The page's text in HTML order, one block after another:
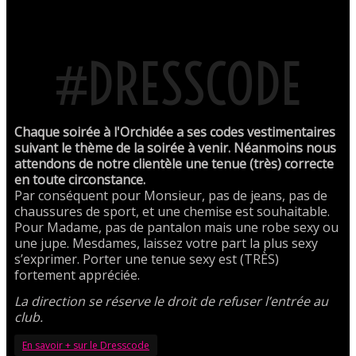
#DRESSCODE
Chaque soirée à l'Orchidée a ses codes vestimentaires
suivant le thème de la soirée à venir. Néanmoins nous
attendons de notre clientèle une tenue (très) correcte
en toute circonstance.
Par conséquent pour Monsieur, pas de jeans, pas de
chaussures de sport, et une chemise est souhaitable.
Pour Madame, pas de pantalon mais une robe sexy ou
une jupe. Mesdames, laissez votre part la plus sexy
s’exprimer. Porter une tenue sexy est (TRÈS)
fortement appréciée.
La direction se réserve le droit de refuser l’entrée au
club.
En savoir + sur le Dresscode